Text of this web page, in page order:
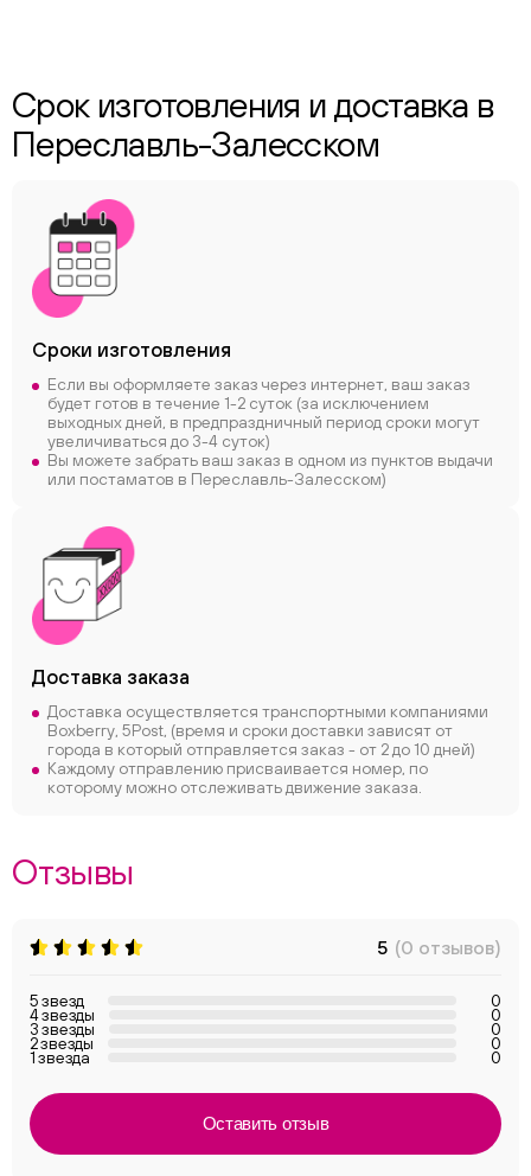
Срок изготовления и доставка в
Переславль-Залесском
Сроки изготовления
Если вы оформляете заказ через интернет, ваш заказ
будет готов в течение 1-2 суток (за исключением
выходных дней, в предпраздничный период сроки могут
увеличиваться до 3-4 суток)
Вы можете забрать ваш заказ в одном из пунктов выдачи
или постаматов в Переславль-Залесском)
Доставка заказа
Доставка осуществляется транспортными компаниями
Boxberry, 5Post, (время и сроки доставки зависят от
города в который отправляется заказ - от 2 до 10 дней)
Каждому отправлению присваивается номер, по
которому можно отслеживать движение заказа.
Отзывы
5 (0 отзывов)
5 звезд 0
4 звезды 0
3 звезды 0
2 звезды 0
1 звезда 0
Оставить отзыв